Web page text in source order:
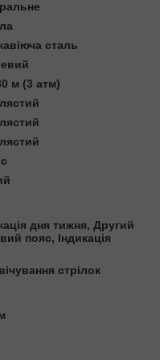
сталь
м (3 атм)
дня тижня, Другий
пояс, Індикація
стрілок